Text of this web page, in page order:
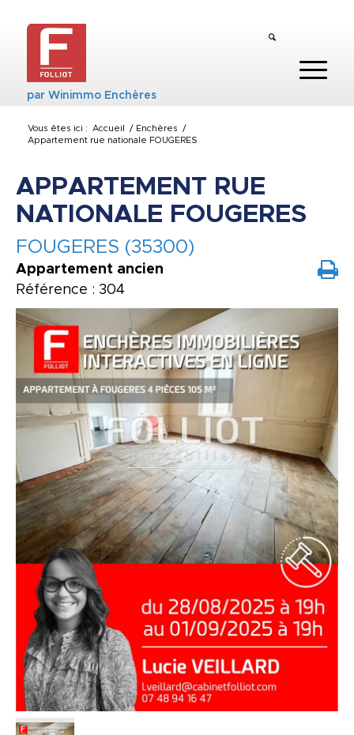
parWinimmo Enchères
Vous êtes ici : Accueil / Enchères
/
Appartement rue nationale FOUGERES
APPARTEMENT RUE
NATIONALE FOUGERES
FOUGERES (35300)
Appartement ancien
Référence : 304